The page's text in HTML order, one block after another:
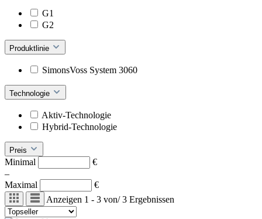
G1
G2
Produktlinie
SimonsVoss System 3060
Technologie
Aktiv-Technologie
Hybrid-Technologie
Preis
Minimal
€
–
Maximal
€
Anzeigen 1 - 3 von/3 Ergebnissen